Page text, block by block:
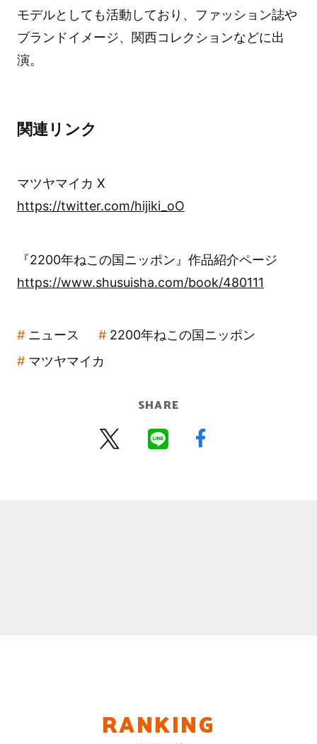
モデルとしても活動しており、ファッション誌や
ブランドイメージ、関西コレクションなどに出
演。
関連リンク
マツヤマイカ X
https://twitter.com/hijiki_oO
『2200年ねこの国ニッポン』作品紹介ページ
https://www.shusuisha.com/book/480111
ニュース
2200年ねこの国ニッポン
マツヤマイカ
SHARE
RANKING